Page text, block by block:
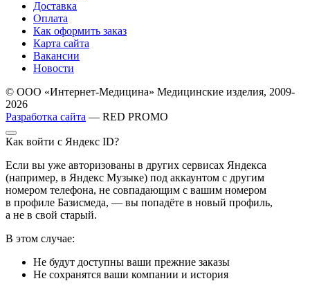
Доставка
Оплата
Как оформить заказ
Карта сайта
Вакансии
Новости
© ООО «Интернет-Медицина» Медицинские изделия, 2009-
2026
Разработка сайта — RED PROMO
Как войти с Яндекс ID?
Если вы уже авторизованы в других сервисах Яндекса
(например, в Яндекс Музыке) под аккаунтом с другим
номером телефона, не совпадающим с вашим номером
в профиле Базисмеда, — вы попадёте в новый профиль,
а не в свой старый.
В этом случае:
Не будут доступны ваши прежние заказы
Не сохранятся ваши компании и история